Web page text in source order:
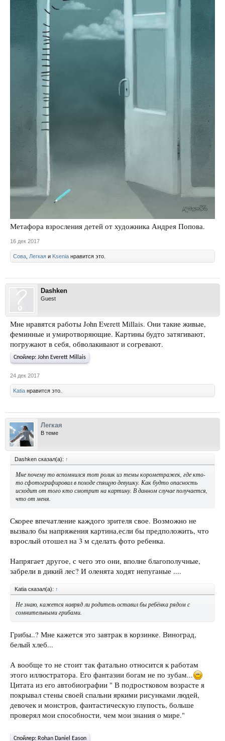
Метафора взросления детей от художника Андрея Попова.
16 дек 2017
Сова Легкая и Ksenia нравится это.
Dashken
Guest
Мне нравятся работы John Everett Millais. Они такие живые,
феминные и умиротворяющие. Картины будто затягивают,
погружают в себя, обволакивают и согревают.
Спойлер: John Everett Millais
24 дек 2017
Katia нравится это.
Легкая
В теме
Dashken сказал(а): ↑
Мне почему то вспомнился тот ролик из темы корометражек, где кто-
то сфотографировал в походе спящую девушку. Как будто опасность
исходит от того кто смотрит на картину. В данном случае получается,
что от меня.
Скорее впечатление каждого зрителя свое. Возможно не
вызвало бы напряжения картина,если бы предположить, что
взрослый отошел на 3 м сделать фото ребенка.
Напрягает другое, с чего это они, вполне благополучные,
забрели в дикий лес? И оленята ходят непуганые ....
Katia сказал(а): ↑
Не знаю, кажется навряд ли родитель оставил бы ребёнка рядом с
сомнительными грибами.
Грибы..? Мне кажется это завтрак в корзинке. Виноград,
белый хлеб...
А вообще то не стоит так фатально относится к работам
этого иллюстратора. Его фантазии богам не по зубам...
Цитата из его автобиографии " В подростковом возрасте я
покрывал стены своей спальни яркими рисунками людей,
девочек и монстров, фантастическую глупость, больше
проверял мои способности, чем мои знания о мире."
Спойлер: Rohan Daniel Eason